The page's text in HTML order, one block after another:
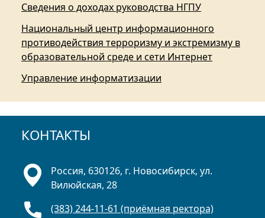
Сведения о доходах руководства НГПУ
Национальный центр информационного
противодействия терроризму и экстремизму в
образовательной среде и сети Интернет
Управление информатизации
КОНТАКТЫ
Россия, 630126, г. Новосибирск, ул.
Вилюйская, 28
(383) 244-11-61 (приёмная ректора)